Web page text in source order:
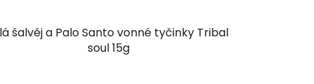
šalvěj a Palo Santo vonné tyčinky Tribal
soul 15g